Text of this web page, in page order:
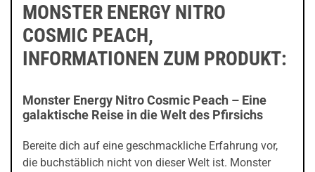
MONSTER ENERGY NITRO
COSMIC PEACH,
INFORMATIONEN ZUM PRODUKT:
Monster Energy Nitro Cosmic Peach – Eine
galaktische Reise in die Welt des Pfirsichs
Bereite dich auf eine geschmackliche Erfahrung vor,
die buchstäblich nicht von dieser Welt ist. Monster